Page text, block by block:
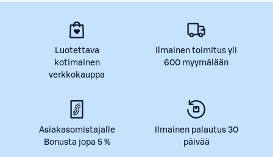
Luotettava
kotimainen
verkkokauppa
Ilmainen toimitus yli
600 myymälään
Asiakasomistajalle
Bonusta jopa 5 %
Ilmainen palautus 30
päivää